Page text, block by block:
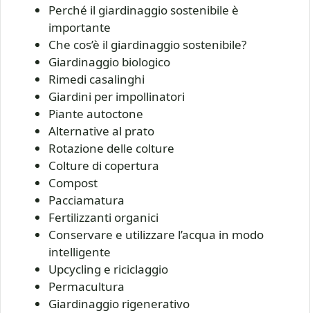
Perché il giardinaggio sostenibile è
importante
Che cos’è il giardinaggio sostenibile?
Giardinaggio biologico
Rimedi casalinghi
Giardini per impollinatori
Piante autoctone
Alternative al prato
Rotazione delle colture
Colture di copertura
Compost
Pacciamatura
Fertilizzanti organici
Conservare e utilizzare l’acqua in modo
intelligente
Upcycling e riciclaggio
Permacultura
Giardinaggio rigenerativo